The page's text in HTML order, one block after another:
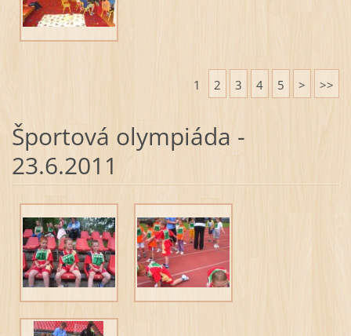
1 2 3 4 5 > >>
Športová olympiáda -
23.6.2011